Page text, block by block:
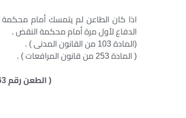
اذا كان الطاعن لم يتمسك أمام محكمة
الدفاع لأول مرة أمام محكمة النقض .
(المادة 103 من القانون المدنى ) .
( المادة 253 من قانون المرافعات ) .
( الطعن رقم 663 لسنة 44 ق جلسة 1978/4/18 س 29 ص 1020 ع 1)